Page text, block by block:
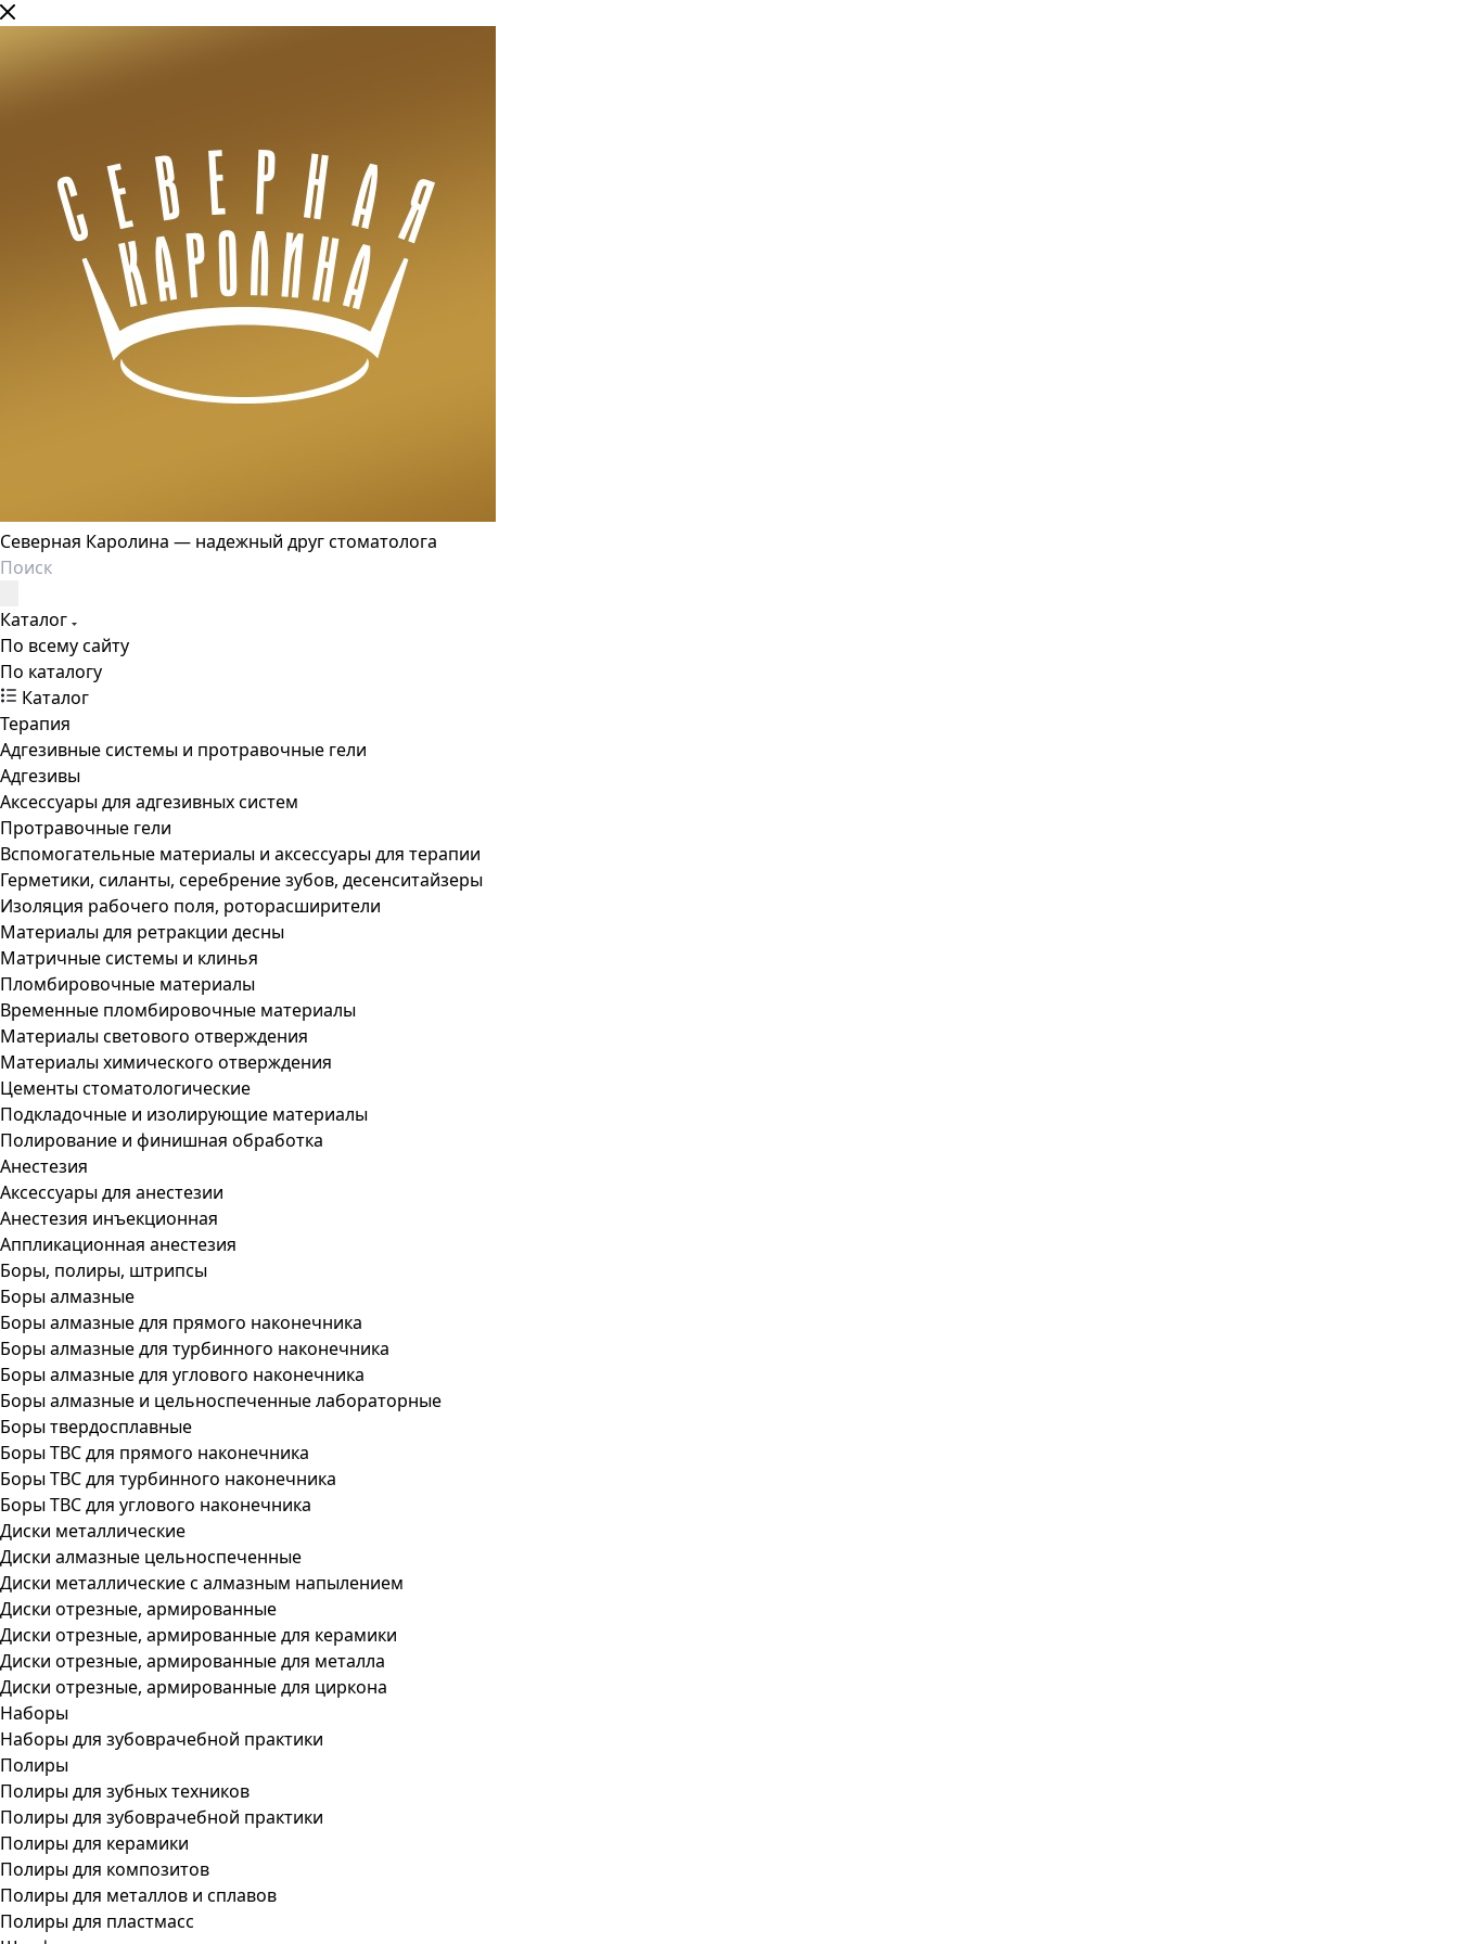
Северная Каролина — надежный друг стоматолога
Каталог
По всему сайту
По каталогу
Каталог
Терапия
Адгезивные системы и протравочные гели
Адгезивы
Аксессуары для адгезивных систем
Протравочные гели
Вспомогательные материалы и аксессуары для терапии
Герметики, силанты, серебрение зубов, десенситайзеры
Изоляция рабочего поля, роторасширители
Материалы для ретракции десны
Матричные системы и клинья
Пломбировочные материалы
Временные пломбировочные материалы
Материалы светового отверждения
Материалы химического отверждения
Цементы стоматологические
Подкладочные и изолирующие материалы
Полирование и финишная обработка
Анестезия
Аксессуары для анестезии
Анестезия инъекционная
Аппликационная анестезия
Боры, полиры, штрипсы
Боры алмазные
Боры алмазные для прямого наконечника
Боры алмазные для турбинного наконечника
Боры алмазные для углового наконечника
Боры алмазные и цельноспеченные лабораторные
Боры твердосплавные
Боры ТВС для прямого наконечника
Боры ТВС для турбинного наконечника
Боры ТВС для углового наконечника
Диски металлические
Диски алмазные цельноспеченные
Диски металлические с алмазным напылением
Диски отрезные, армированные
Диски отрезные, армированные для керамики
Диски отрезные, армированные для металла
Диски отрезные, армированные для циркона
Наборы
Наборы для зубоврачебной практики
Полиры
Полиры для зубных техников
Полиры для зубоврачебной практики
Полиры для керамики
Полиры для композитов
Полиры для металлов и сплавов
Полиры для пластмасс